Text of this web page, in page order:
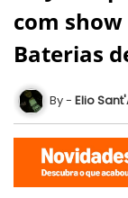
com
Baterias
Elio